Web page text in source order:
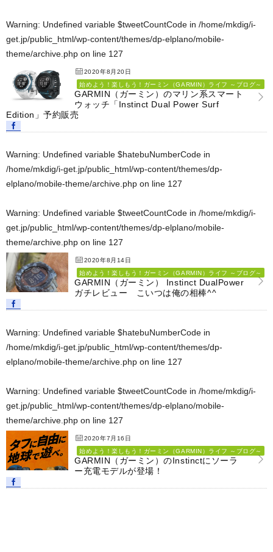
Warning: Undefined variable $tweetCountCode in /home/mkdig/i-
get.jp/public_html/wp-content/themes/dp-elplano/mobile-
theme/archive.php on line 127
2020年8月20日
始めよう！楽しもう！ガーミン（GARMIN）ライフ ～ブログ～
GARMIN（ガーミン）のマリン系スマート
ウォッチ「Instinct Dual Power Surf
Edition」予約販売
Warning: Undefined variable $hatebuNumberCode in
/home/mkdig/i-get.jp/public_html/wp-content/themes/dp-
elplano/mobile-theme/archive.php on line 127
Warning: Undefined variable $tweetCountCode in /home/mkdig/i-
get.jp/public_html/wp-content/themes/dp-elplano/mobile-
theme/archive.php on line 127
2020年8月14日
始めよう！楽しもう！ガーミン（GARMIN）ライフ ～ブログ～
GARMIN（ガーミン） Instinct DualPower
ガチレビュー こいつは俺の相棒^^
Warning: Undefined variable $hatebuNumberCode in
/home/mkdig/i-get.jp/public_html/wp-content/themes/dp-
elplano/mobile-theme/archive.php on line 127
Warning: Undefined variable $tweetCountCode in /home/mkdig/i-
get.jp/public_html/wp-content/themes/dp-elplano/mobile-
theme/archive.php on line 127
2020年7月16日
始めよう！楽しもう！ガーミン（GARMIN）ライフ ～ブログ～
GARMIN（ガーミン）のInstinctにソーラ
ー充電モデルが登場！